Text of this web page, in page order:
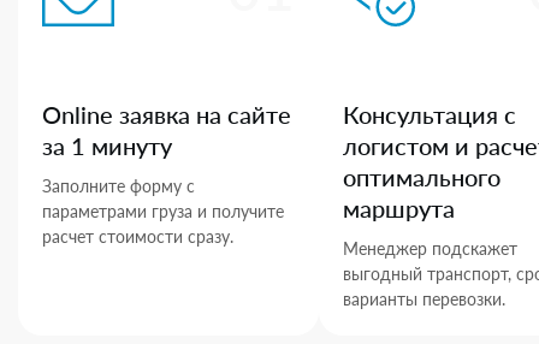
Online заявка на сайте
за 1 минуту
Заполните форму с
параметрами груза и получите
расчет стоимости сразу.
Консультация с
логистом и
оптимального
маршрута
Менеджер подскажет
выгодный транспорт,
варианты перевозки.